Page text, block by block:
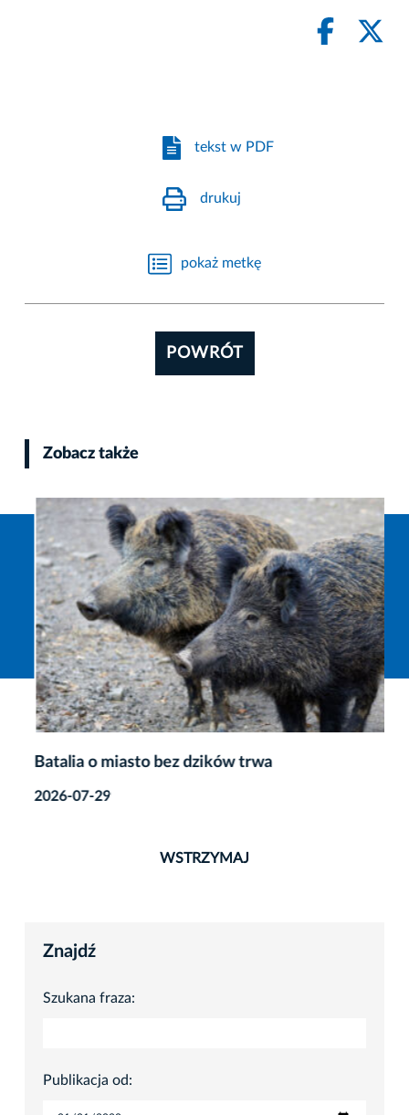
tekst w PDF
drukuj
pokaż metkę
POWRÓT
Zobacz także
Batalia o miasto bez dzików trwa
2026-07-29
WSTRZYMAJ
Znajdź
Szukana fraza:
Publikacja od: